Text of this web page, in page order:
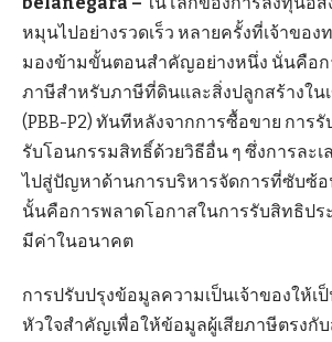
หมุนไปอย่างรวดเร็ว หลายครั้งที่เจ้าขอ
มองข้ามขั้นตอนสำคัญอย่างหนึ่ง นั่นคือก
ภาษีสำหรับภาษีที่ดินและสิ่งปลูกสร้างใน
(PBB-P2) ทันทีหลังจากการซื้อขาย การ
รับโอนกรรมสิทธิ์ด้วยวิธีอื่น ๆ ซึ่งการละ
ไปสู่ปัญหาด้านการบริหารจัดการที่ซับซ้
นั้นคือการพลาดโอกาสในการรับสิทธิป
มีค่าในอนาคต
การปรับปรุงข้อมูลความเป็นเจ้าของให้เ
หัวใจสำคัญเพื่อให้ข้อมูลผู้เสียภาษีตรงกั